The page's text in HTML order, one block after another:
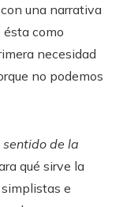
una narrativa
ésta como
necesidad
no podemos
sentido de la
qué sirve la
e